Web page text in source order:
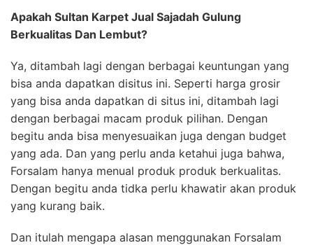
Apakah Sultan Karpet Jual Sajadah Gulung
Berkualitas Dan Lembut?
Ya, ditambah lagi dengan berbagai keuntungan yang
bisa anda dapatkan disitus ini. Seperti harga grosir
yang bisa anda dapatkan di situs ini, ditambah lagi
dengan berbagai macam produk pilihan. Dengan
begitu anda bisa menyesuaikan juga dengan budget
yang ada. Dan yang perlu anda ketahui juga bahwa,
Forsalam hanya menual produk produk berkualitas.
Dengan begitu anda tidka perlu khawatir akan produk
yang kurang baik.
Dan itulah mengapa alasan menggunakan Forsalam